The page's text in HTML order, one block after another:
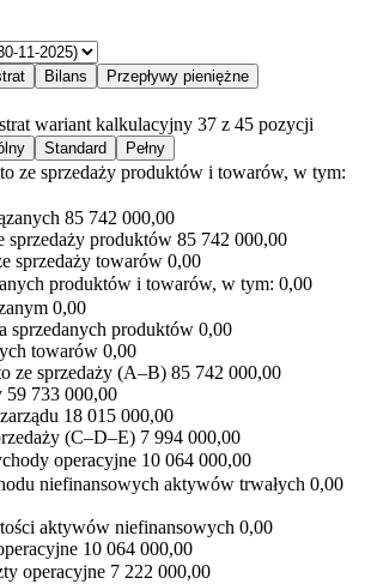
Bilans
Przepływy pieniężne
wariant kalkulacyjny 37 z 45 pozycji
Standard Pełny
ze sprzedaży produktów i towarów, w tym:
85 742 000,00
sprzedaży produktów 85 742 000,00
sprzedaży towarów 0,00
produktów i towarów, w tym: 0,00
0,00
sprzedanych produktów 0,00
towarów 0,00
ze sprzedaży (A–B) 85 742 000,00
59 733 000,00
18 015 000,00
(C–D–E) 7 994 000,00
operacyjne 10 064 000,00
niefinansowych aktywów trwałych 0,00
aktywów niefinansowych 0,00
10 064 000,00
operacyjne 7 222 000,00